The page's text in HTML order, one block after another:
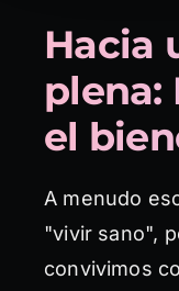
Hacia
plena:
el
A menudo
"vivir sano",
convivimos